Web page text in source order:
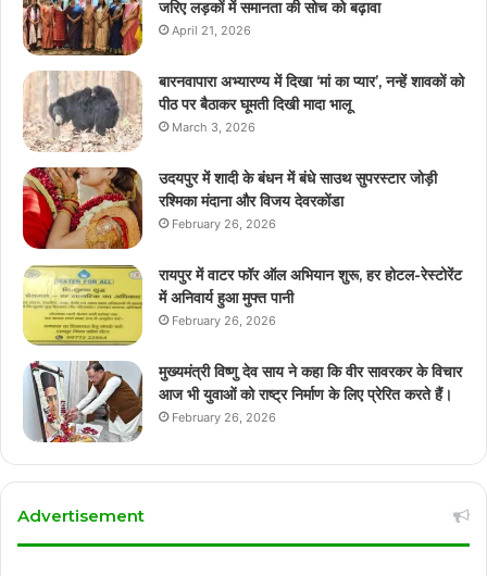
जरिए लड़कों में समानता की सोच को बढ़ावा
April 21, 2026
बारनवापारा अभ्यारण्य में दिखा ‘मां का प्यार’, नन्हें शावकों को
पीठ पर बैठाकर घूमती दिखी मादा भालू
March 3, 2026
उदयपुर में शादी के बंधन में बंधे साउथ सुपरस्टार जोड़ी
रश्मिका मंदाना और विजय देवरकोंडा
February 26, 2026
रायपुर में वाटर फॉर ऑल अभियान शुरू, हर होटल-रेस्टोरेंट
में अनिवार्य हुआ मुफ्त पानी
February 26, 2026
मुख्यमंत्री विष्णु देव साय ने कहा कि वीर सावरकर के विचार
आज भी युवाओं को राष्ट्र निर्माण के लिए प्रेरित करते हैं।
February 26, 2026
Advertisement